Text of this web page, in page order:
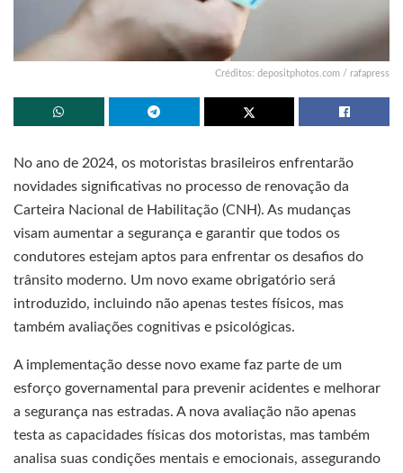
Créditos: depositphotos.com / rafapress
No ano de 2024, os motoristas brasileiros enfrentarão
novidades significativas no processo de renovação da
Carteira Nacional de Habilitação (CNH). As mudanças
visam aumentar a segurança e garantir que todos os
condutores estejam aptos para enfrentar os desafios do
trânsito moderno. Um novo exame obrigatório será
introduzido, incluindo não apenas testes físicos, mas
também avaliações cognitivas e psicológicas.
A implementação desse novo exame faz parte de um
esforço governamental para prevenir acidentes e melhorar
a segurança nas estradas. A nova avaliação não apenas
testa as capacidades físicas dos motoristas, mas também
analisa suas condições mentais e emocionais, assegurando